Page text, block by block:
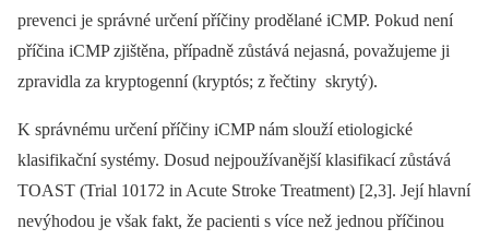
prevenci je správné určení příčiny prodělané iCMP. Pokud není
příčina iCMP zjištěna, případně zůstává nejasná, považujeme ji
zpravidla za kryptogenní (kryptós; z řečtiny skrytý).
K správnému určení příčiny iCMP nám slouží etiologické
klasifikační systémy. Dosud nejpoužívanější klasifikací zůstává
TOAST (Trial 10172 in Acute Stroke Treatment) [2,3]. Její hlavní
nevýhodou je však fakt, že pacienti s více než jednou příčinou